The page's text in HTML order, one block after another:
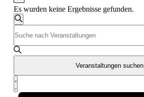
Es wurden keine Ergebnisse gefunden.
Veranstaltungen
Suche
und
Ansichten,
Navigation
Suche
Schlüsselwort
eingeben.
Suche
Veranstaltungen
Schlüsselwort.
Veranstaltungen suchen
Veranstaltung
Ansichten-
Liste